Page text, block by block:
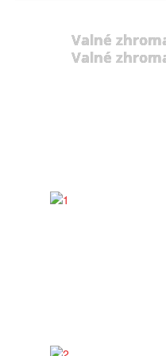
Valné
Valné